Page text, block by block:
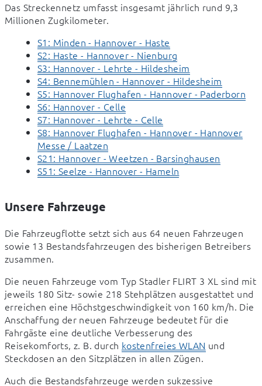
Das Streckennetz umfasst insgesamt jährlich rund 9,3
Millionen Zugkilometer.
S1: Minden - Hannover - Haste
S2: Haste - Hannover - Nienburg
S3: Hannover - Lehrte - Hildesheim
S4: Bennemühlen - Hannover - Hildesheim
S5: Hannover Flughafen - Hannover - Paderborn
S6: Hannover - Celle
S7: Hannover - Lehrte - Celle
S8: Hannover Flughafen - Hannover - Hannover
Messe / Laatzen
S21: Hannover - Weetzen - Barsinghausen
S51: Seelze - Hannover - Hameln
Unsere Fahrzeuge
Die Fahrzeugflotte setzt sich aus 64 neuen Fahrzeugen
sowie 13 Bestandsfahrzeugen des bisherigen Betreibers
zusammen.
Die neuen Fahrzeuge vom Typ Stadler FLIRT 3 XL sind mit
jeweils 180 Sitz- sowie 218 Stehplätzen ausgestattet und
erreichen eine Höchstgeschwindigkeit von 160 km/h. Die
Anschaffung der neuen Fahrzeuge bedeutet für die
Fahrgäste eine deutliche Verbesserung des
Reisekomforts, z. B. durch kostenfreies WLAN und
Steckdosen an den Sitzplätzen in allen Zügen.
Auch die Bestandsfahrzeuge werden sukzessive